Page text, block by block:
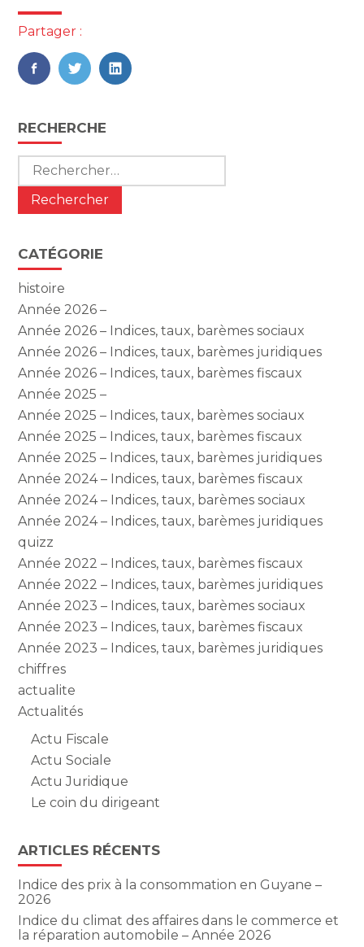
Partager :
FaceBook
TwitterLinkedIn
Blog
sidebar
RECHERCHE
Rechercher :
CATÉGORIE
histoire
Année 2026 –
Année 2026 – Indices, taux, barèmes sociaux
Année 2026 – Indices, taux, barèmes juridiques
Année 2026 – Indices, taux, barèmes fiscaux
Année 2025 –
Année 2025 – Indices, taux, barèmes sociaux
Année 2025 – Indices, taux, barèmes fiscaux
Année 2025 – Indices, taux, barèmes juridiques
Année 2024 – Indices, taux, barèmes fiscaux
Année 2024 – Indices, taux, barèmes sociaux
Année 2024 – Indices, taux, barèmes juridiques
quizz
Année 2022 – Indices, taux, barèmes fiscaux
Année 2022 – Indices, taux, barèmes juridiques
Année 2023 – Indices, taux, barèmes sociaux
Année 2023 – Indices, taux, barèmes fiscaux
Année 2023 – Indices, taux, barèmes juridiques
chiffres
actualite
Actualités
Actu Fiscale
Actu Sociale
Actu Juridique
Le coin du dirigeant
ARTICLES RÉCENTS
Indice des prix à la consommation en Guyane –
2026
Indice du climat des affaires dans le commerce et
la réparation automobile – Année 2026